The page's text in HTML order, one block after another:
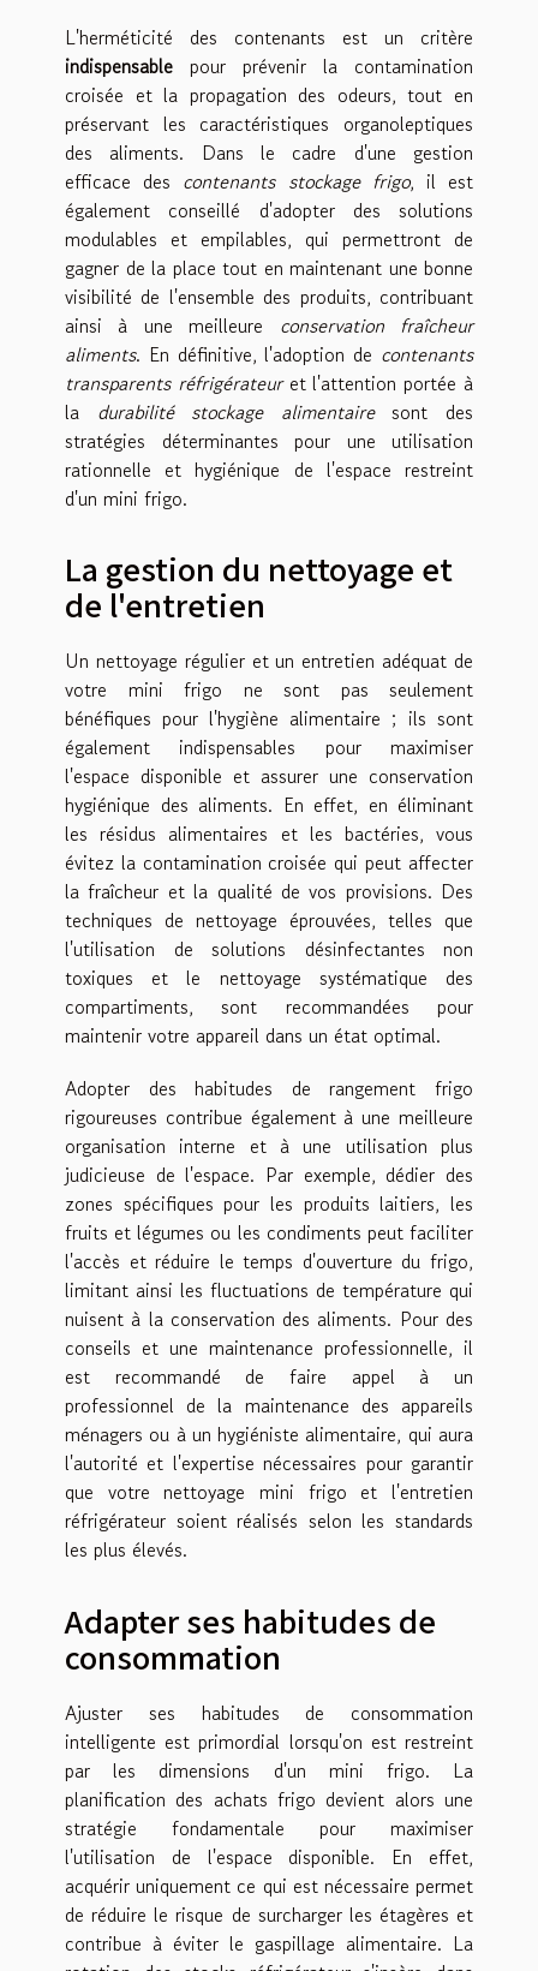
L'herméticité des contenants est un critère
indispensable pour prévenir la contamination
croisée et la propagation des odeurs, tout en
préservant les caractéristiques organoleptiques
des aliments. Dans le cadre d'une gestion
efficace des contenants stockage frigo, il est
également conseillé d'adopter des solutions
modulables et empilables, qui permettront de
gagner de la place tout en maintenant une bonne
visibilité de l'ensemble des produits, contribuant
ainsi à une meilleure conservation fraîcheur
aliments. En définitive, l'adoption de contenants
transparents réfrigérateuret l'attention portée à
la durabilité stockage alimentairesont des
stratégies déterminantes pour une utilisation
rationnelle et hygiénique de l'espace restreint
d'un mini frigo.
La gestion du nettoyage et
de l'entretien
Un nettoyage régulier et un entretien adéquat de
votre mini frigo ne sont pas seulement
bénéfiques pour l'hygiène alimentaire ; ils sont
également indispensables pour maximiser
l'espace disponible et assurer une conservation
hygiénique des aliments. En effet, en éliminant
les résidus alimentaires et les bactéries, vous
évitez la contamination croisée qui peut affecter
la fraîcheur et la qualité de vos provisions. Des
techniques de nettoyage éprouvées, telles que
l'utilisation de solutions désinfectantes non
toxiques et le nettoyage systématique des
compartiments, sont recommandées pour
maintenir votre appareil dans un état optimal.
Adopter des habitudes de rangement frigo
rigoureuses contribue également à une meilleure
organisation interne et à une utilisation plus
judicieuse de l'espace. Par exemple, dédier des
zones spécifiques pour les produits laitiers, les
fruits et légumes ou les condiments peut faciliter
l'accès et réduire le temps d'ouverture du frigo,
limitant ainsi les fluctuations de température qui
nuisent à la conservation des aliments. Pour des
conseils et une maintenance professionnelle, il
est recommandé de faire appel à un
professionnel de la maintenance des appareils
ménagers ou à un hygiéniste alimentaire, qui aura
l'autorité et l'expertise nécessaires pour garantir
que votre nettoyage mini frigo et l'entretien
réfrigérateur soient réalisés selon les standards
les plus élevés.
Adapter ses habitudes de
consommation
Ajuster ses habitudes de consommation
intelligente est primordial lorsqu'on est restreint
par les dimensions d'un mini frigo. La
planification des achats frigo devient alors une
stratégie fondamentale pour maximiser
l'utilisation de l'espace disponible. En effet,
acquérir uniquement ce qui est nécessaire permet
de réduire le risque de surcharger les étagères et
contribue à éviter le gaspillage alimentaire. La